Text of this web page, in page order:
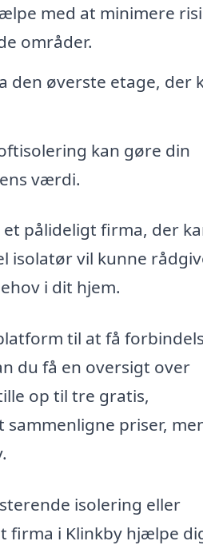
med at minimere
områder.
den øverste etage, der
kan gøre din
værdi.
pålideligt firma, der
isolatør vil kunne
i dit hjem.
til at få
du få en oversigt over
op til tre gratis,
priser,
isolering eller
firma i Klinkby hjælpe